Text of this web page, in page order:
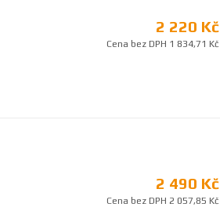
2 220 Kč
Cena bez DPH 1 834,71 Kč
2 490 Kč
Cena bez DPH 2 057,85 Kč